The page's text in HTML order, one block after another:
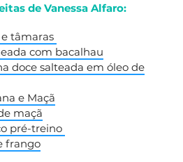
de Vanessa Alfaro:
tâmaras
com bacalhau
doce salteada em óleo de
e Maçã
maçã
pré-treino
frango